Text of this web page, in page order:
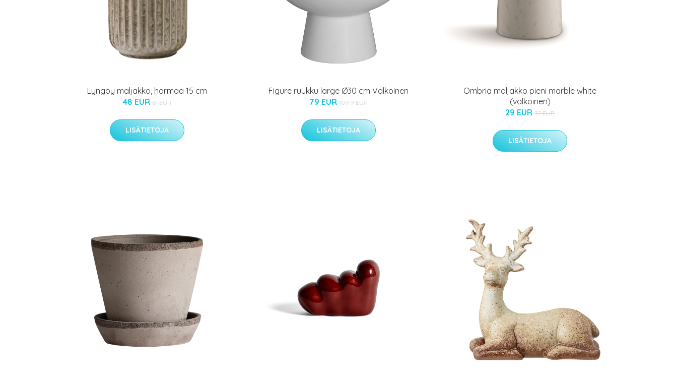
Lyngby maljakko, harmaa 15 cm
48 EUR 61 EUR
LISÄTIETOJA
Figure ruukku large Ø30 cm Valkoinen
79 EUR 109.9 EUR
LISÄTIETOJA
Ombria maljakko pieni marble white
(valkoinen)
29 EUR 37 EUR
LISÄTIETOJA